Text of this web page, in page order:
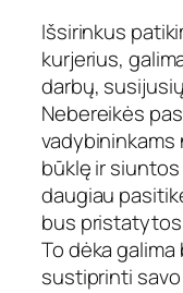
Išsirinkus
kurjerius,
darbų,
Nebereikės
būklę ir
daugiau
bus pristatytos
To dėka
sustiprinti